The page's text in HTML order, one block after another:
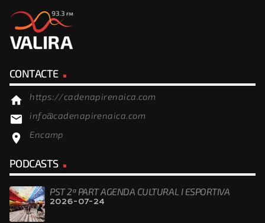
CONTACTE
home https://cadenapirenaica.com
email info@cadenapirenaica.com
location_on Encamp
PODCASTS
PST 2ª PART AGENDA CULTURAL I ESPORTIVA
2026-07-24